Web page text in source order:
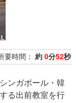
要時間： 約 0分52秒
ンガポール・韓
る出前教室を行